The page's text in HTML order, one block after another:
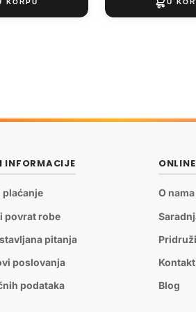
INFORMACIJE
plaćanje
povrat robe
pitanja
poslovanja
podataka
O nama
Kontakt
Blog